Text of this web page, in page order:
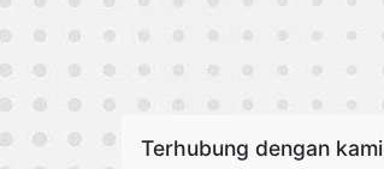
Terhubung dengan kami